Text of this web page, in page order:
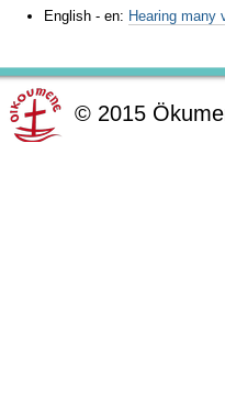
English - en: Hearing many
© 2015